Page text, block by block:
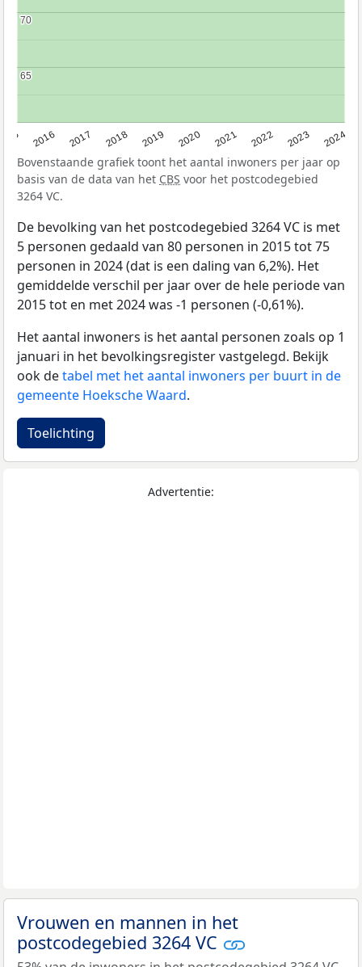
2016 2017 2018 2019 2020 2021 2022 2023 2024
65
65
70
70
Bovenstaande grafiek toont het aantal inwoners per jaar op
basis van de data van het CBS voor het postcodegebied
3264 VC.
De bevolking van het postcodegebied 3264 VC is met
5 personen gedaald van 80 personen in 2015 tot 75
personen in 2024 (dat is een daling van 6,2%). Het
gemiddelde verschil per jaar over de hele periode van
2015 tot en met 2024 was -1 personen (-0,61%).
Het aantal inwoners is het aantal personen zoals op 1
januari in het bevolkingsregister vastgelegd. Bekijk
ook detabel met het aantal inwoners per buurt in de
gemeente Hoeksche Waard.
Toelichting
Advertentie:
Vrouwen en mannen in het
postcodegebied 3264 VC